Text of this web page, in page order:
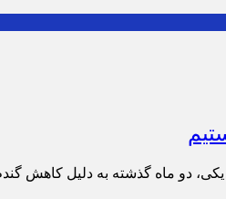
یکی، دو ماه گذشته به دلیل